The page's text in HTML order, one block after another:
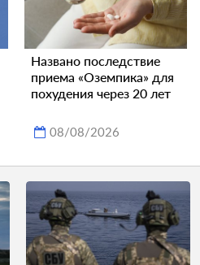
Названо последствие
приема «Оземпика» для
похудения через 20 лет
08/08/2026